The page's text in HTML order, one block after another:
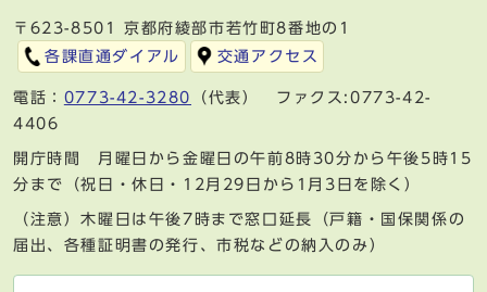
〒623-8501 京都府綾部市若竹町8番地の1
各課直通ダイアル
交通アクセス
電話： 0773-42-3280
（代表） ファクス:0773-42-
4406
開庁時間 月曜日から金曜日の午前8時30分から午後5時15
分まで（祝日・休日・12月29日から1月3日を除く）
（注意）木曜日は午後7時まで窓口延長（戸籍・国保関係の
届出、各種証明書の発行、市税などの納入のみ）